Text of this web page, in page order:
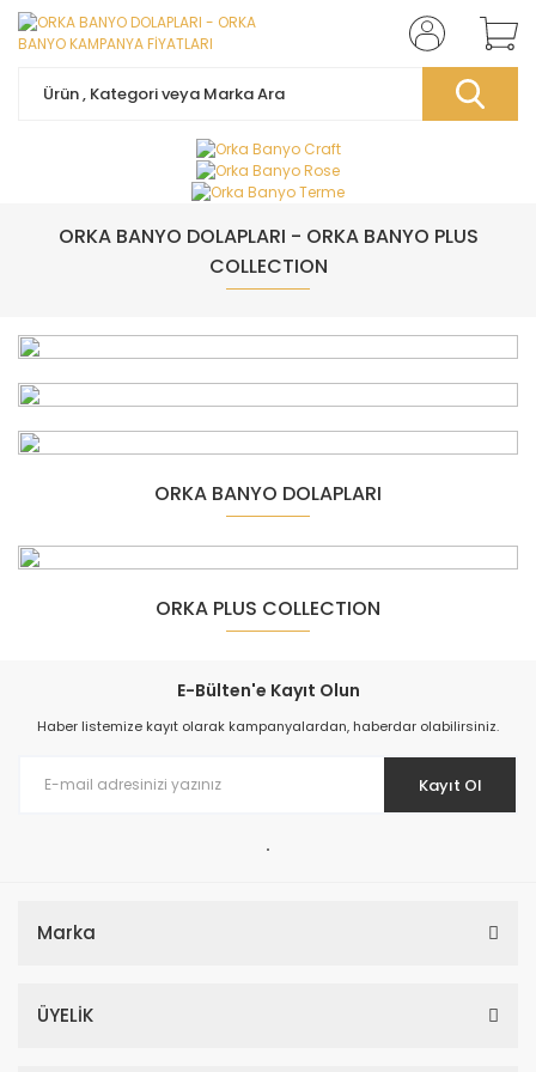
ORKA BANYO DOLAPLARI - ORKA BANYO PLUS
COLLECTION
ORKA BANYO DOLAPLARI
ORKA PLUS COLLECTION
E-Bülten'e Kayıt Olun
Haber listemize kayıt olarak kampanyalardan, haberdar olabilirsiniz.
Kayıt Ol
.
Marka
ÜYELİK